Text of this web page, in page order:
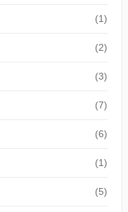
(1)
(2)
(3)
(7)
(6)
(1)
(5)